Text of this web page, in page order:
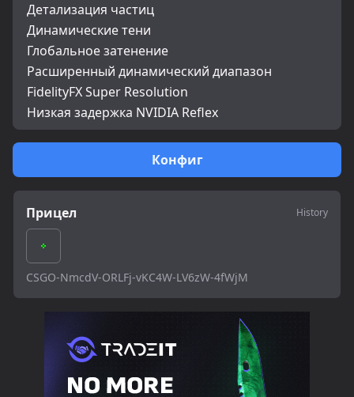
Конфиг
Прицел History
CSGO-NmcdV-ORLFj-vKC4W-LV6zW-4fWjM
Детализация частиц
Динамические тени
Глобальное затенение
Расширенный динамический диапазон
FidelityFX Super Resolution
Низкая задержка NVIDIA Reflex